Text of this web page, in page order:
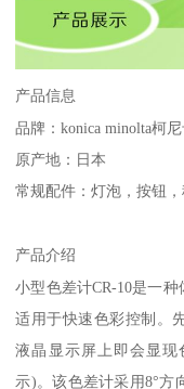
产品信息
品牌 ：konica minolta柯
原产地：日本
常规配件：灯泡，按钮
产品介绍
小型色差计CR-10是一种
适用于快速色彩控制。
液晶显示屏上即会显现
示)。该色差计采用8°方